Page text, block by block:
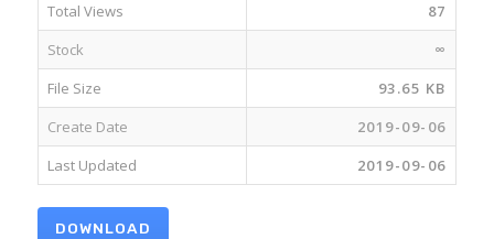
Total Views
87
Stock
∞
File Size
93.65 KB
Create Date
2019-09-06
Last Updated
2019-09-06
DOWNLOAD